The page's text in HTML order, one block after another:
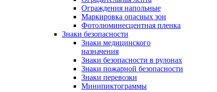
Ограждения напольные
Маркировка опасных зон
Фотолюминесцентная пленка
Знаки безопасности
Знаки медицинского
назначения
Знаки безопасности в рулонах
Знаки пожарной безопасности
Знаки перевозки
Минипиктограммы